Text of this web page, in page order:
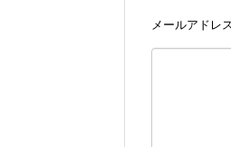
メールアドレ